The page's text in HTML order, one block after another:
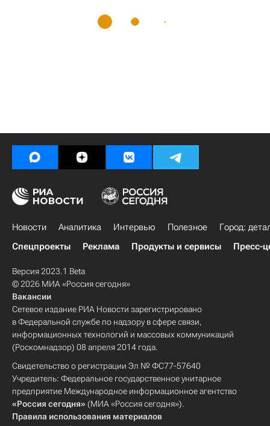
Новости Аналитика Интервью Полезное
Город:
Спецпроекты
Реклама Продукты и сервисы Пресс-
Версия 2023.1 Beta
© 2026 МИА «Россия сегодня»
Вакансии
Сетевое издание РИА Новости зарегистрировано
в Федеральной службе по надзору в сфере связи,
информационных технологий и массовых коммуникаций
(Роскомнадзор) 08 апреля 2014 года.
Свидетельство о регистрации Эл № ФС77-57640
Учредитель: Федеральное государственное унитарное
предприятие Международное информационное агентство
«Россия сегодня» (МИА «Россия сегодня»).
Правила использования материалов